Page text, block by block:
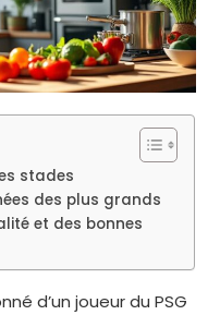
stades
des plus grands
et des bonnes
d’un joueur du PSG